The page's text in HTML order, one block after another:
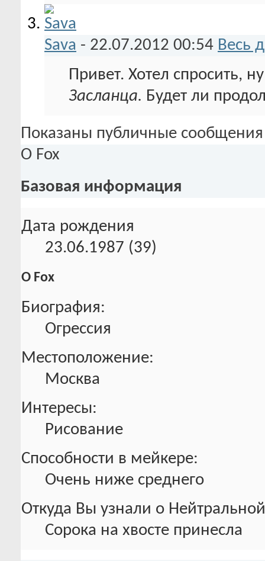
Sava - 22.07.2012 00:54 Весь
Привет. Хотел спросить,
Засланца. Будет ли
Показаны публичные
О Fox
Базовая информация
Дата рождения
23.06.1987 (39)
О Fox
Биография:
Огрессия
Местоположение:
Москва
Интересы:
Рисование
Способности в мейкере:
Очень ниже среднего
Откуда Вы узнали о
Сорока на хвосте принесла